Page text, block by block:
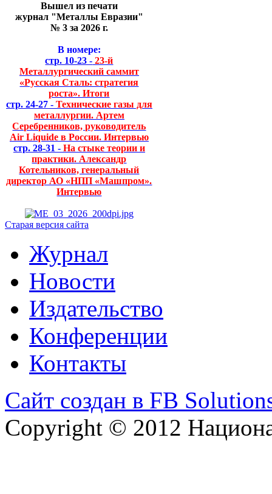
Вышел из печати
журнал "Металлы Евразии"
№ 3 за 2026 г.
В номере:
стр. 10-23 - 23-й
Металлургический саммит
«Русская Сталь: стратегия
роста». Итоги
стр. 24-27 - Технические газы для
металлургии. Артем
Серебренников, руководитель
Air Liquide в России. Интервью
стр. 28-31 - На стыке теории и
практики. Александр
Котельников, генеральный
директор АО «НПП «Машпром».
Интервью
Старая версия сайта
Журнал
Новости
Издательство
Конференции
Контакты
Сайт создан в FB
Copyright © 2012